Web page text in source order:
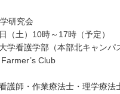
研究会
（土）10時～17時（予定）
学看護学部（本部北キャンパ
Club
護師・作業療法士・理学療法